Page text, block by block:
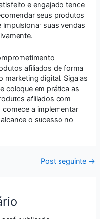
e engajado tende
seus produtos
suas vendas
afiliados de forma
marketing digital. Siga as
coloque em prática as
afiliados com
a implementar
o sucesso no
Post seguinte →